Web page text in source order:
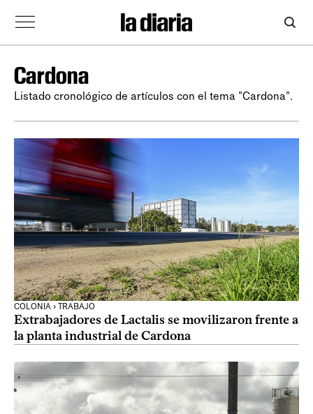
Cardona
Listado cronológico de artículos con el tema "Cardona".
COLONIA › TRABAJO
Extrabajadores de Lactalis se movilizaron frente a
la planta industrial de Cardona